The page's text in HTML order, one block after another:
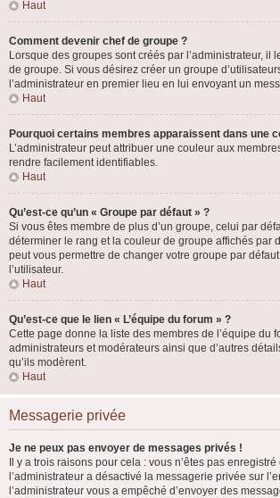
Haut
Comment devenir chef de groupe ?
Lorsque des groupes sont créés par l’administrateur, il
de groupe. Si vous désirez créer un groupe
l’administrateur en premier lieu en lui envoyant un
Haut
Pourquoi certains membres apparaissent dans une
L’administrateur peut attribuer une couleur aux
rendre facilement identifiables.
Haut
Qu’est-ce qu’un « Groupe par défaut » ?
Si vous êtes membre de plus d’un groupe, celui par
déterminer le rang et la couleur de groupe affichés par
peut vous permettre de changer votre groupe par
l’utilisateur.
Haut
Qu’est-ce que le lien « L’équipe du forum » ?
Cette page donne la liste des membres de l’équipe du
administrateurs et modérateurs ainsi que d’autres
qu’ils modèrent.
Haut
Messagerie privée
Je ne peux pas envoyer de messages privés !
Il y a trois raisons pour cela : vous n’êtes pas
l’administrateur a désactivé la messagerie privée sur
l’administrateur vous a empêché d’envoyer des